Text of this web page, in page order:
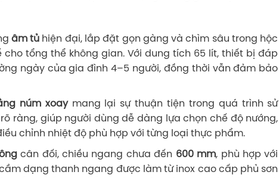
âm tủ hiện đại, lắp đặt gọn gàng và chìm sâu trong hộc
tổng thể không gian. Với dung tích 65 lít, thiết bị đáp
ngày của gia đình 4–5 người, đồng thời vẫn đảm bảo
núm xoaymang lại sự thuận tiện trong quá trình sử
ràng, giúp người dùng dễ dàng lựa chọn chế độ nướng,
chỉnh nhiệt độ phù hợp với từng loại thực phẩm.
cân đối, chiều ngang chưa đến 600 mm, phù hợp với
dạng thanh ngang được làm từ inox cao cấp phủ sơn